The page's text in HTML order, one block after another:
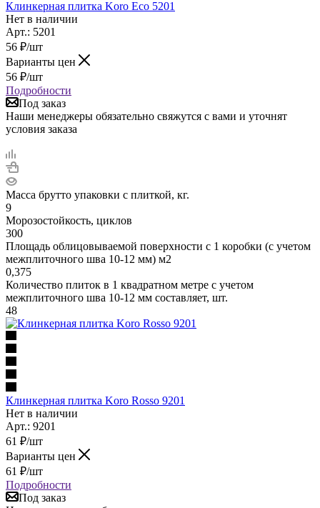
Клинкерная плитка Koro Eco 5201
Нет в наличии
Арт.: 5201
56 ₽/шт
Варианты цен
56 ₽/шт
Подробности
Под заказ
Наши менеджеры обязательно свяжутся с вами и уточнят
условия заказа
Масса брутто упаковки с плиткой, кг.
9
Морозостойкость, циклов
300
Площадь облицовываемой поверхности с 1 коробки (с учетом
межплиточного шва 10-12 мм) м2
0,375
Количество плиток в 1 квадратном метре с учетом
межплиточного шва 10-12 мм составляет, шт.
48
Клинкерная плитка Koro Rosso 9201
Нет в наличии
Арт.: 9201
61 ₽/шт
Варианты цен
61 ₽/шт
Подробности
Под заказ